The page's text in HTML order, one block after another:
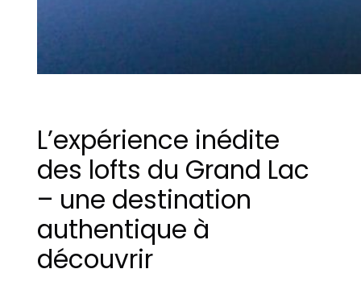
L’expérience inédite
des lofts du Grand Lac
– une destination
authentique à
découvrir